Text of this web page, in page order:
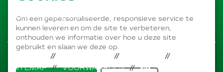
AVEZAAT bedrijvengroep
SITEMAP
VOORWAARDEN LINKEDIN
Om een gepersonaliseerde, responsieve service te
kunnen leveren en om de site te verbeteren,
onthouden we informatie over hoe u deze site
gebruikt en slaan we deze op.